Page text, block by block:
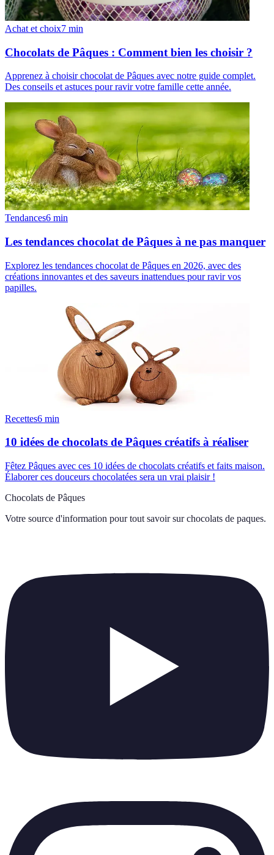
Achat et choix7 min
Chocolats de Pâques : Comment bien les choisir ?
Apprenez à choisir chocolat de Pâques avec notre guide complet.
Des conseils et astuces pour ravir votre famille cette année.
Tendances6 min
Les tendances chocolat de Pâques à ne pas manquer
Explorez les tendances chocolat de Pâques en 2026, avec des
créations innovantes et des saveurs inattendues pour ravir vos
papilles.
Recettes6 min
10 idées de chocolats de Pâques créatifs à réaliser
Fêtez Pâques avec ces 10 idées de chocolats créatifs et faits maison.
Élaborer ces douceurs chocolatées sera un vrai plaisir !
Chocolats de Pâques
Votre source d'information pour tout savoir sur chocolats de paques.